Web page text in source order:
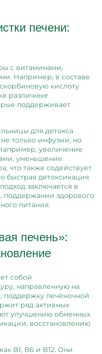
печени:
с витаминами,
Например, в составе
кислоту
различные
поддерживает
для детокса
только инфузии, но
увеличение
уменьшение
что также содействует
быстрая детоксикация
заключается в
поддержании здорового
питания.
печень»:
собой
направленную на
поддержку печёночной
ряд активных
улучшению обменных
восстановлению
B1, B6 и B12. Они